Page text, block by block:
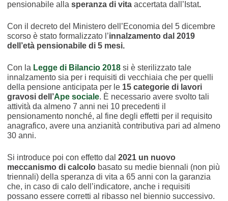
pensionabile alla speranza di vita accertata dall’Istat.
Con il decreto del Ministero dell’Economia del 5 dicembre
scorso è stato formalizzato l’innalzamento dal 2019
dell’età pensionabile di 5 mesi.
Con la Legge di Bilancio 2018si è sterilizzato tale
innalzamento sia per i requisiti di vecchiaia che per quelli
della pensione anticipata per le 15 categorie di lavori
gravosi dell’Ape sociale. È necessario avere svolto tali
attività da almeno 7 anni nei 10 precedenti il
pensionamento nonché, al fine degli effetti per il requisito
anagrafico, avere una anzianità contributiva pari ad almeno
30 anni.
Si introduce poi con effetto dal 2021 un nuovo
meccanismo di calcolobasato su medie biennali (non più
triennali) della speranza di vita a 65 anni con la garanzia
che, in caso di calo dell’indicatore, anche i requisiti
possano essere corretti al ribasso nel biennio successivo.